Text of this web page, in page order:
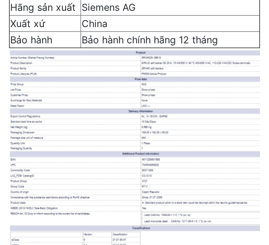
Hãng sản xuất Siemens AG
Xuất xứ
China
Bảo hành
Bảo hành chính hãng 12 tháng